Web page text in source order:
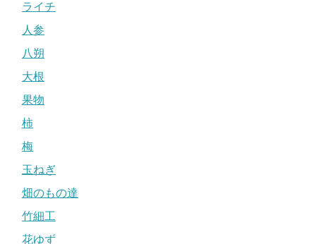
ライチ
人参
八朔
大根
果物
柿
梅
玉ねぎ
畑のもの達
竹細工
花ゆず